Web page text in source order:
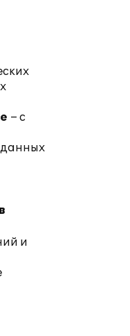
– с
данных
и